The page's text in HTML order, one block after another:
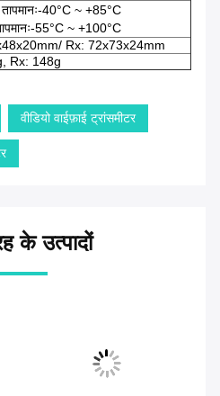
40°C ~ +85°C
55°C ~ +100°C
Rx: 72x73x24mm
Rx: 148g
वीडियो वाईफ़ाई ट्रांसमीटर
के उत्पादों